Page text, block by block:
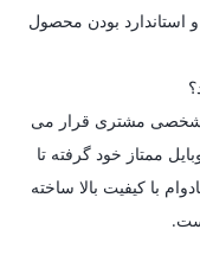
و استاندارد بودن محصول
شخصی مشتری قرار می
ممتاز خود گرفته تا
با کیفیت بالا ساخته